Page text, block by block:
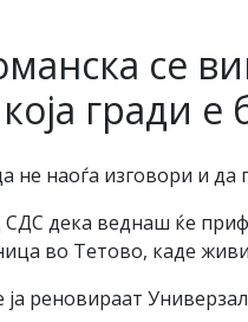
се
гради е
не наоѓа изговори и да
дека веднаш ќе
во Тетово, каде
реновираат